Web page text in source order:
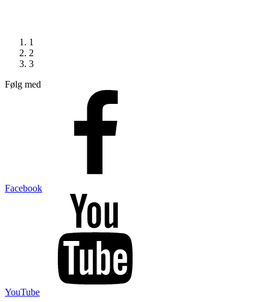
1
2
3
Følg med
Facebook
YouTube